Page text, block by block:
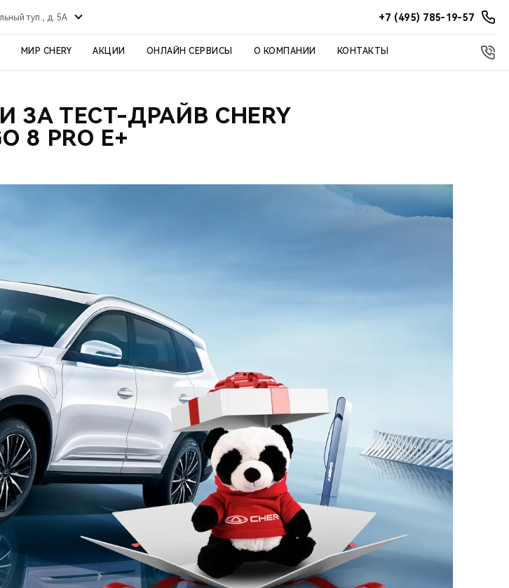
туп., д. 5А +7 (495) 785-19-57
МИР CHERY АКЦИИ ОНЛАЙН СЕРВИСЫ О КОМПАНИИ КОНТАКТЫ
ТЕСТ-ДРАЙВ CHERY
8 PRO E+